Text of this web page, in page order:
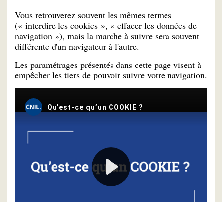
Vous retrouverez souvent les mêmes termes
(« interdire les cookies », « effacer les données de
navigation »), mais la marche à suivre sera souvent
différente d'un navigateur à l'autre.
Les paramétrages présentés dans cette page visent à
empêcher les tiers de pouvoir suivre votre navigation.